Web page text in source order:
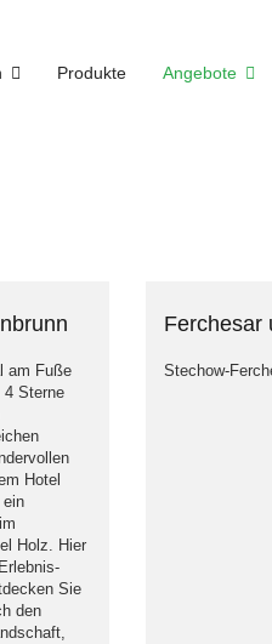
Produkte Angebote
am Fuße
4 Sterne
Hotel
ein
Holz. Hier
Sie
den
Ferchesar
Stechow-